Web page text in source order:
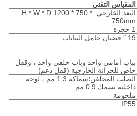
المقياس التقني
البعد الخارجي: H * W * D 1200 * 750 *
750mm
1 حجرة
19 ″ قضبان حامل البيانات
بباب أمامي واحد وباب خلفي واحد ، وقفل
خاص للخزانة الخارجية (قفل دعم)
الصلب المجلفن؛سماكة 1.3 مم ، لوحة
داخلية بسمك 0.9 مم
ملحومة
IP55